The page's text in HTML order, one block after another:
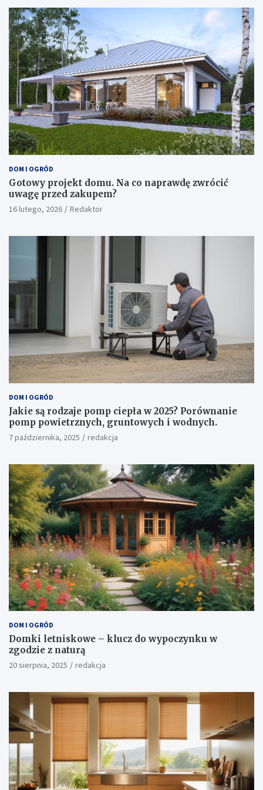
DOM I OGRÓD
Gotowy projekt domu. Na co naprawdę zwrócić
uwagę przed zakupem?
16 lutego, 2026 Redaktor
DOM I OGRÓD
Jakie są rodzaje pomp ciepła w 2025? Porównanie
pomp powietrznych, gruntowych i wodnych.
7 października, 2025 redakcja
DOM I OGRÓD
Domki letniskowe – klucz do wypoczynku w
zgodzie z naturą
20 sierpnia, 2025 redakcja